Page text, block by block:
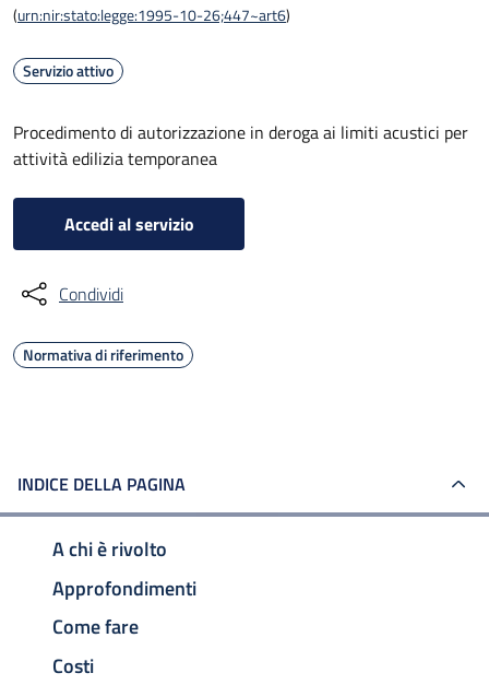
(urn:nir:stato:legge:1995-10-26;447~art6)
Servizio attivo
Procedimento di autorizzazione in deroga ai limiti acustici per
attività edilizia temporanea
Accedi al servizio
Condividi
Normativa di riferimento
INDICE DELLA PAGINA
A chi è rivolto
Approfondimenti
Come fare
Costi